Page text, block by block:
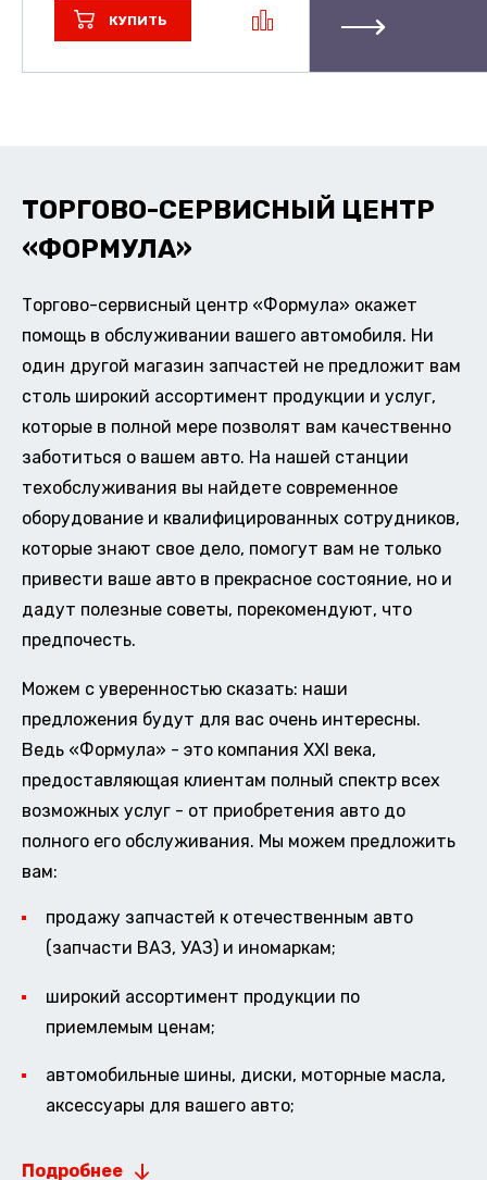
КУПИТЬ
ТОРГОВО-СЕРВИСНЫЙ ЦЕНТР
«ФОРМУЛА»
Торгово-сервисный центр «Формула» окажет
помощь в обслуживании вашего автомобиля. Ни
один другой магазин запчастей не предложит вам
столь широкий ассортимент продукции и услуг,
которые в полной мере позволят вам качественно
заботиться о вашем авто. На нашей станции
техобслуживания вы найдете современное
оборудование и квалифицированных сотрудников,
которые знают свое дело, помогут вам не только
привести ваше авто в прекрасное состояние, но и
дадут полезные советы, порекомендуют, что
предпочесть.
Можем с уверенностью сказать: наши
предложения будут для вас очень интересны.
Ведь «Формула» - это компания XXI века,
предоставляющая клиентам полный спектр всех
возможных услуг - от приобретения авто до
полного его обслуживания. Мы можем предложить
вам:
продажу запчастей к отечественным авто
(запчасти ВАЗ, УАЗ) и иномаркам;
широкий ассортимент продукции по
приемлемым ценам;
автомобильные шины, диски, моторные масла,
аксессуары для вашего авто;
Подробнее